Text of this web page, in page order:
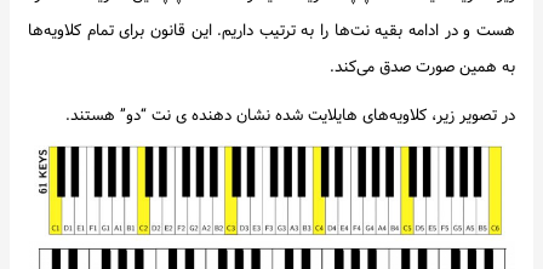
هست و در ادامه بقیه نت‌ها را به ترتیب داریم. این قانون برای تمام کلاویه‌ها
به همین صورت صدق می‌کند.
در تصویر زیر، کلاویه‌های هایلایت شده نشان دهنده ی نت “دو” هستند.